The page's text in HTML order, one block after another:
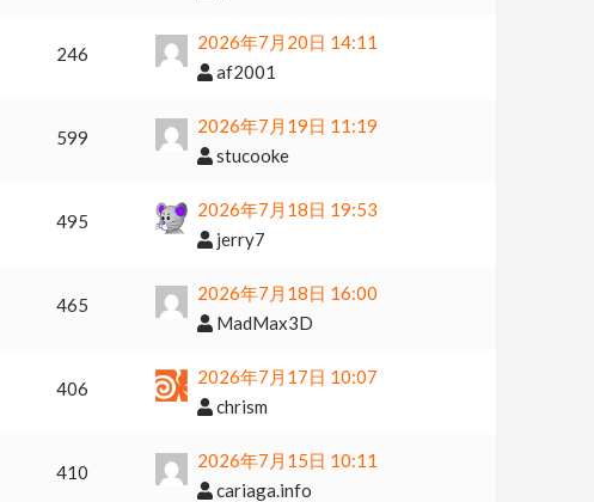
246
2026年7月20日 14:11
af2001
599
2026年7月19日 11:19
stucooke
495
2026年7月18日 19:53
jerry7
465
2026年7月18日 16:00
MadMax3D
406
2026年7月17日 10:07
chrism
410
2026年7月15日 10:11
cariaga.info